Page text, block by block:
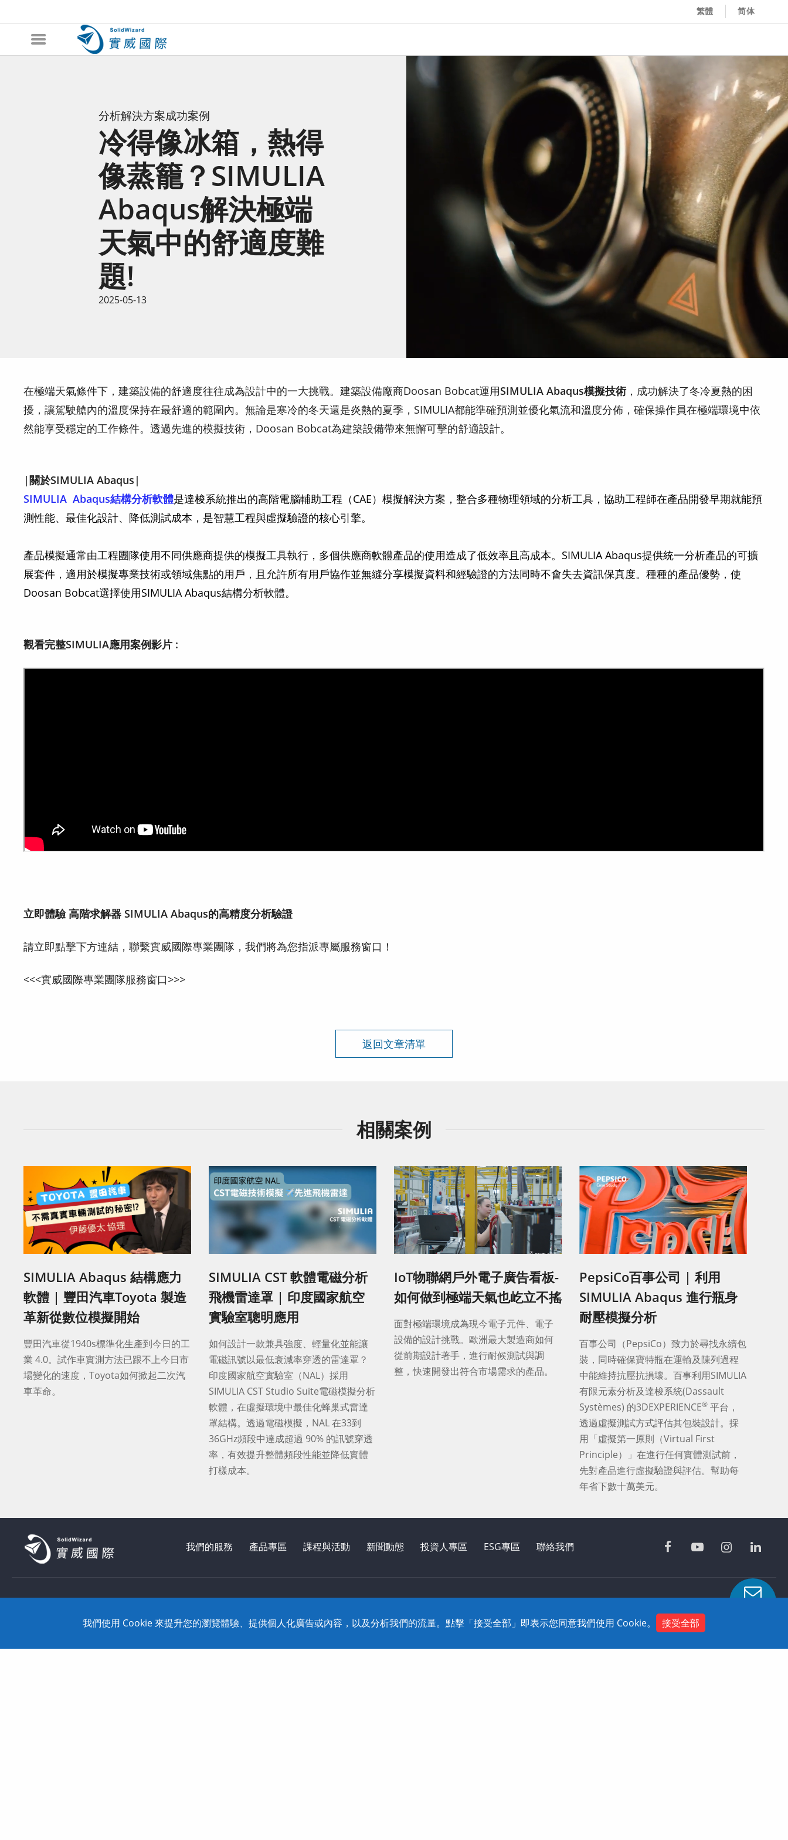
繁體 简体
分析解決方案成功案例
冷得像冰箱，熱得
像蒸籠？SIMULIA
Abaqus解決極端
天氣中的舒適度難
題!
2025-05-13
在極端天氣條件下，建築設備的舒適度往往成為設計中的一大挑戰。建築設備廠商Doosan Bobcat運用SIMULIA Abaqus模擬技術，成功解決了冬冷夏熱的困
擾，讓駕駛艙內的溫度保持在最舒適的範圍內。無論是寒冷的冬天還是炎熱的夏季，SIMULIA都能準確預測並優化氣流和溫度分佈，確保操作員在極端環境中依
然能享受穩定的工作條件。透過先進的模擬技術，Doosan Bobcat為建築設備帶來無懈可擊的舒適設計。
|關於SIMULIA Abaqus|
SIMULIA Abaqus結構分析軟體是達梭系統推出的高階電腦輔助工程（CAE）模擬解決方案，整合多種物理領域的分析工具，協助工程師在產品開發早期就能預
測性能、最佳化設計、降低測試成本，是智慧工程與虛擬驗證的核心引擎。
產品模擬通常由工程團隊使用不同供應商提供的模擬工具執行，多個供應商軟體產品的使用造成了低效率且高成本。SIMULIA Abaqus提供統一分析產品的可擴
展套件，適用於模擬專業技術或領域焦點的用戶，且允許所有用戶協作並無縫分享模擬資料和經驗證的方法同時不會失去資訊保真度。種種的產品優勢，使
Doosan Bobcat選擇使用SIMULIA Abaqus結構分析軟體。
觀看完整SIMULIA應用案例影片 :
立即體驗 高階求解器 SIMULIA Abaqus的高精度分析驗證
請立即點擊下方連結，聯繫實威國際專業團隊，我們將為您指派專屬服務窗口！
<<<實威國際專業團隊服務窗口>>>
返回文章清單
相關案例
SIMULIA Abaqus 結構應力
軟體 | 豐田汽車Toyota 製造
革新從數位模擬開始
豐田汽車從1940s標準化生產到今日的工
業 4.0。試作車實測方法已跟不上今日市
場變化的速度，Toyota如何掀起二次汽
車革命。
SIMULIA CST 軟體電磁分析
飛機雷達罩 | 印度國家航空
實驗室聰明應用
如何設計一款兼具強度、輕量化並能讓
電磁訊號以最低衰減率穿透的雷達罩？
印度國家航空實驗室（NAL）採用
SIMULIA CST Studio Suite電磁模擬分析
軟體，在虛擬環境中最佳化蜂巢式雷達
罩結構。透過電磁模擬，NAL 在33到
36GHz頻段中達成超過 90% 的訊號穿透
率，有效提升整體頻段性能並降低實體
打樣成本。
IoT物聯網戶外電子廣告看板-
如何做到極端天氣也屹立不搖
面對極端環境成為現今電子元件、電子
設備的設計挑戰。歐洲最大製造商如何
從前期設計著手，進行耐候測試與調
整，快速開發出符合市場需求的產品。
PepsiCo百事公司 | 利用
SIMULIA Abaqus 進行瓶身
耐壓模擬分析
百事公司（PepsiCo）致力於尋找永續包
裝，同時確保寶特瓶在運輸及陳列過程
中能維持抗壓抗損壞。百事利用SIMULIA
有限元素分析及達梭系統(Dassault
Systèmes) 的3DEXPERIENCE® 平台，
透過虛擬測試方式評估其包裝設計。採
用「虛擬第一原則（Virtual First
Principle）」在進行任何實體測試前，
先對產品進行虛擬驗證與評估。幫助每
年省下數十萬美元。
我們的服務 產品專區 課程與活動 新聞動態 投資人專區 ESG專區 聯絡我們
Copyright © 2020 SolidWizard Technology Co.,Ltd. All Rights Reserved. Dtell網頁設計
我們使用 Cookie 來提升您的瀏覽體驗、提供個人化廣告或內容，以及分析我們的流量。點擊「接受全部」即表示您同意我們使用 Cookie。
接受全部